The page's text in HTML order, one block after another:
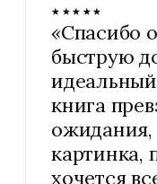
★★★★★
«Спасибо
быструю
книга
ожидания,
картинка,
хочется